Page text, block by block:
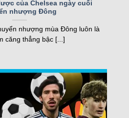
more...
khẳng định vị thế của
bật của Kqbd – Kết
của Chelsea ngày cuối
nhượng Đông
nhượng mùa Đông luôn là
căng thẳng bậc [...]